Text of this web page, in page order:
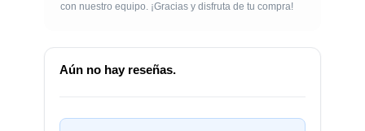
con nuestro equipo. ¡Gracias y disfruta de tu compra!
Aún no hay reseñas.